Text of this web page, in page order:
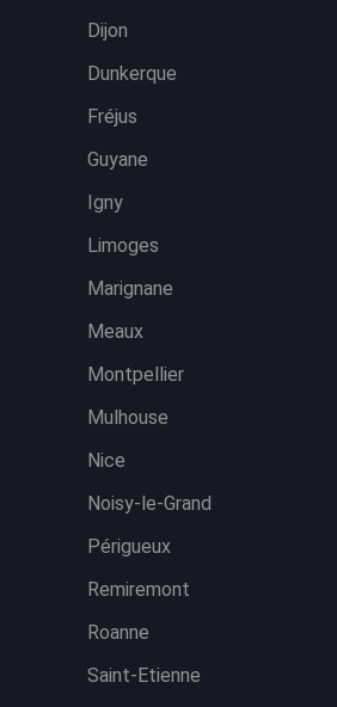
Dijon
Dunkerque
Fréjus
Guyane
Igny
Limoges
Marignane
Meaux
Montpellier
Mulhouse
Nice
Noisy-le-Grand
Périgueux
Remiremont
Roanne
Saint-Etienne